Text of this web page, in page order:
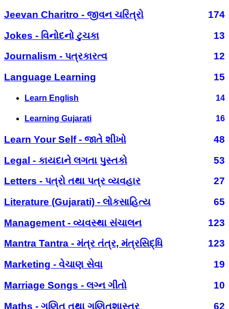
Jeevan Charitro - જીવન ચરિત્રો
174
Jokes - વિનોદનો ટુચકા
13
Journalism - પત્રકારત્વ
12
Language Learning
15
Learn English 14
Learning Gujarati 16
Learn Your Self - જાતે શીખો
48
Legal - કાયદાને લગતા પુસ્તકો
53
Letters - પત્રો તથા પત્ર વ્યવહાર
27
Literature (Gujarati) - લોકસાહિત્ય
65
Management - વ્યવસ્થા સંચાલન
123
Mantra Tantra - મંત્ર તંત્ર, મંત્રસિદ્ધિ
123
Marketing - વેચાણ સેવા
19
Marriage Songs - લગ્ન ગીતો
10
Maths - ગણિત તથા ગણિતશાસ્ત્ર
62